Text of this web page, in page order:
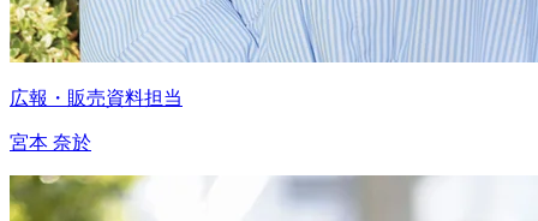
広報・販売資料担当
宮本 奈於